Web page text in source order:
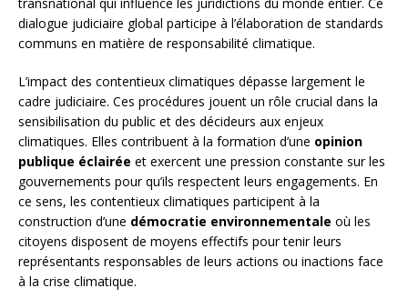
dialogue judiciaire global participe à l’élaboration de standards
communs en matière de responsabilité climatique.
L’impact des contentieux climatiques dépasse largement le
cadre judiciaire. Ces procédures jouent un rôle crucial dans la
sensibilisation du public et des décideurs aux enjeux
climatiques. Elles contribuent à la formation d’une opinion
publique éclairée et exercent une pression constante sur les
gouvernements pour qu’ils respectent leurs engagements. En
ce sens, les contentieux climatiques participent à la
construction d’une démocratie environnementale où les
citoyens disposent de moyens effectifs pour tenir leurs
représentants responsables de leurs actions ou inactions face
à la crise climatique.